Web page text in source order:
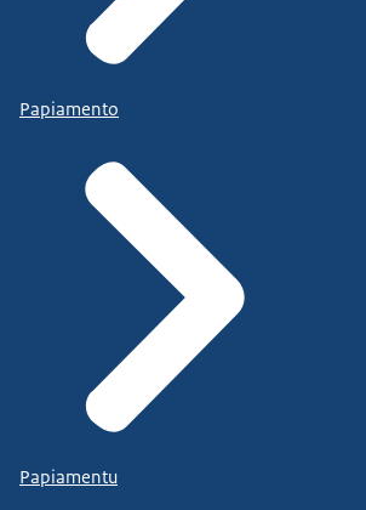
Papiamento
Papiamentu